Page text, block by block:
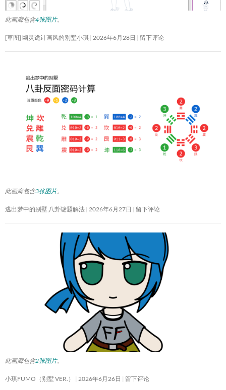
此画廊包含4张图片。
[草图] 幽灵诡计画风的别墅小琪 2026年6月28日 留下评论
此画廊包含3张图片。
逃出梦中的别墅 八卦谜题解法 2026年6月27日 留下评论
此画廊包含2张图片。
小琪FUMO（别墅 VER.） 2026年6月26日 留下评论